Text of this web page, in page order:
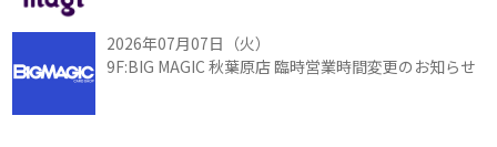
2026年07月07日（火）
9F:BIG MAGIC 秋葉原店 臨時営業時間変更のお知らせ